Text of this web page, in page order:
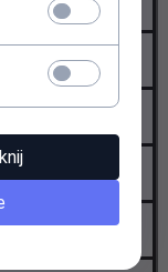
Falownik